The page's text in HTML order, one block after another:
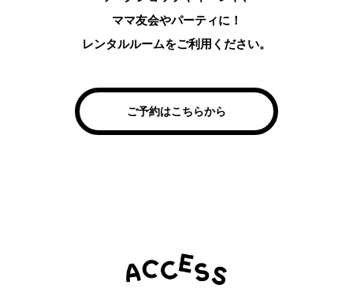
ママ友会やパーティに！
レンタルルームをご利用ください。
ご予約はこちらから